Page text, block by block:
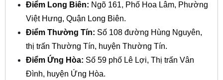
Điểm Long Biên: Ngõ 161, Phố Hoa Lâm, Phường
Việt Hưng, Quận Long Biên.
Điểm Thường Tín: Số 108 đường Hùng Nguyên,
thị trấn Thường Tín, huyện Thường Tín.
Điểm Ứng Hòa: Số 59 phố Lê Lợi, Thị trấn Vân
Đình, huyện Ứng Hòa.